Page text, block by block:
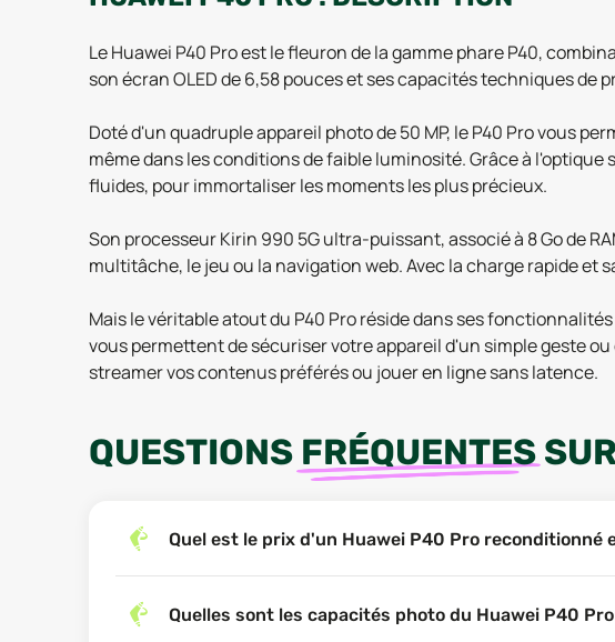
Le Huawei P40 Pro est le fleuron de la gamme phare P40,
son écran OLED de 6,58 pouces et ses capacités techniques
Doté d'un quadruple appareil photo de 50 MP, le P40 Pro vous
même dans les conditions de faible luminosité. Grâce à
fluides, pour immortaliser les moments les plus précieux.
Son processeur Kirin 990 5G ultra-puissant, associé à 8 Go de
multitâche, le jeu ou la navigation web. Avec la charge rapide et
Mais le véritable atout du P40 Pro réside dans ses
vous permettent de sécuriser votre appareil d'un simple geste
streamer vos contenus préférés ou jouer en ligne sans latence.
QUESTIONS FRÉQUENTES SUR
Quel est le prix d'un Huawei P40 Pro reconditionné
Quelles sont les capacités photo du Huawei P40